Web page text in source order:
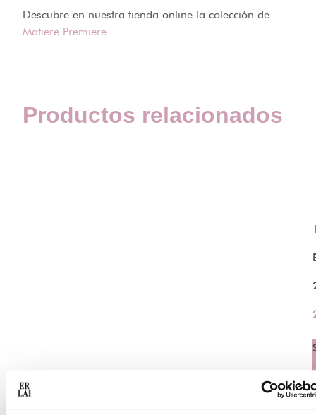
Descubre en nuestra tienda online la colección de
Matiere Premiere
Productos relacionados